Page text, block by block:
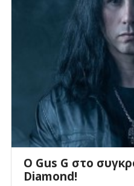
O Gus G στο
Diamond!